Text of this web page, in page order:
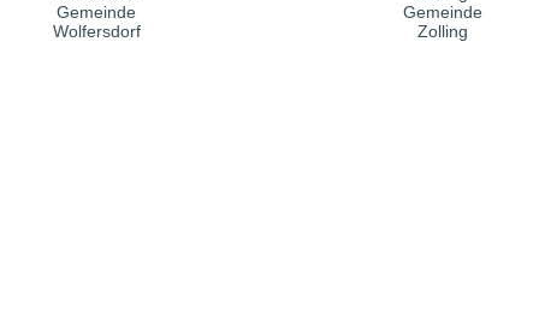
Gemeinde
Wolfersdorf
Gemeinde
Zolling